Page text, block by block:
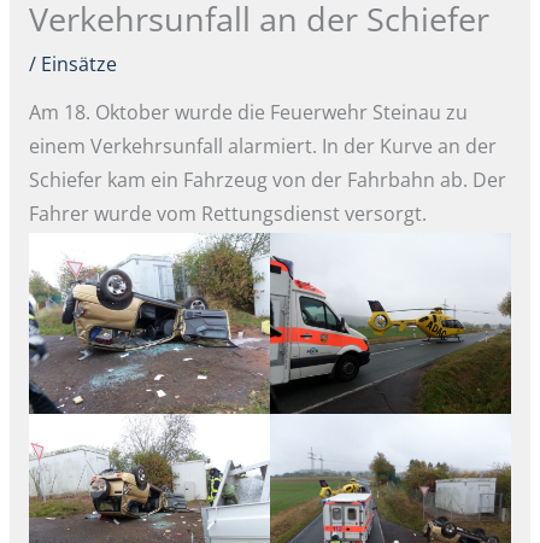
Verkehrsunfall an der Schiefer
/ Einsätze
Am 18. Oktober wurde die Feuerwehr Steinau zu
einem Verkehrsunfall alarmiert. In der Kurve an der
Schiefer kam ein Fahrzeug von der Fahrbahn ab. Der
Fahrer wurde vom Rettungsdienst versorgt.